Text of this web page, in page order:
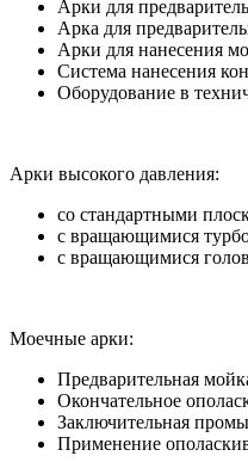
Арки для
Арка для
Арки для нанесения
Система нанесения
Оборудование в
Арки высокого давления:
со стандартными
с вращающимися
с вращающимися
Моечные арки:
Предварительная
Окончательное
Заключительная
Применение